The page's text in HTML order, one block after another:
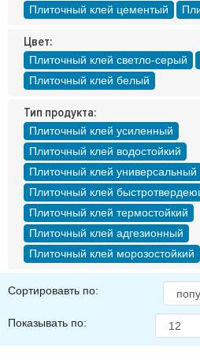
Плиточный клей цементый
Цвет:
Плиточный клей светло-серый
Плиточный клей белый
Тип продукта:
Плиточный клей усиленный
Плиточный клей водостойкий
Плиточный клей универсальный
Плиточный клей
Плиточный клей термостойкий
Плиточный клей адгезионный
Плиточный клей морозостойкий
Сортировавть по:
Показывать по: